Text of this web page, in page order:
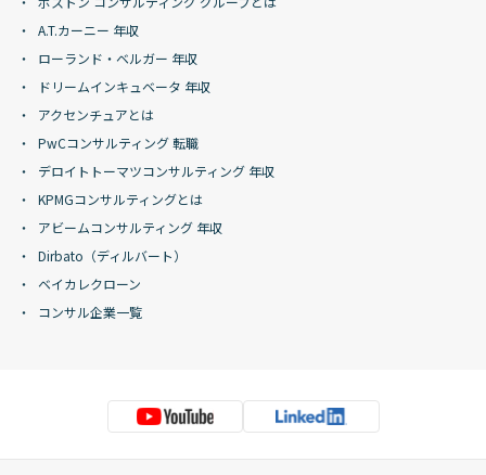
A.T.カーニー 年収
ローランド・ベルガー 年収
ドリームインキュベータ 年収
アクセンチュアとは
PwCコンサルティング 転職
デロイトトーマツコンサルティング 年収
KPMGコンサルティングとは
アビームコンサルティング 年収
Dirbato（ディルバート）
ベイカレクローン
コンサル企業一覧